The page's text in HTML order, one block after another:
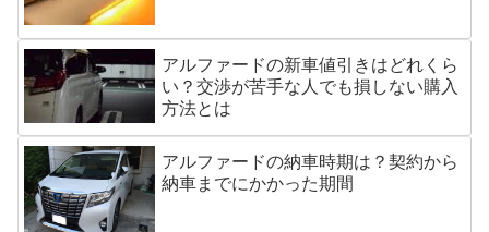
アルファードの新車値引きはどれくら
い？交渉が苦手な人でも損しない購入
方法とは
アルファードの納車時期は？契約から
納車までにかかった期間